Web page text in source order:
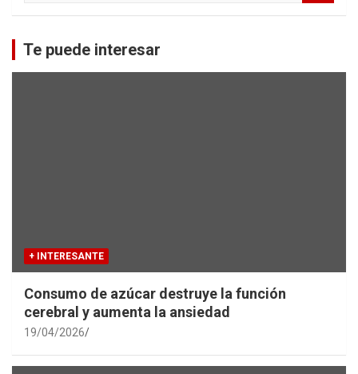
c
h
Te puede interesar
+ INTERESANTE
Consumo de azúcar destruye la función
cerebral y aumenta la ansiedad
19/04/2026